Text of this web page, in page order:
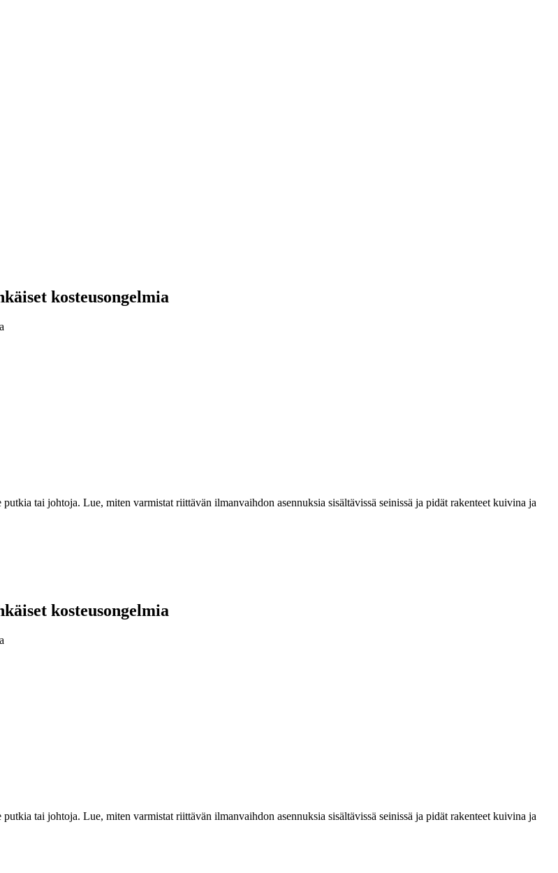
kosteusongelmia
tai johtoja. Lue, miten varmistat riittävän ilmanvaihdon asennuksia sisältävissä seinissä ja pidät rakenteet kuivina ja
kosteusongelmia
tai johtoja. Lue, miten varmistat riittävän ilmanvaihdon asennuksia sisältävissä seinissä ja pidät rakenteet kuivina ja